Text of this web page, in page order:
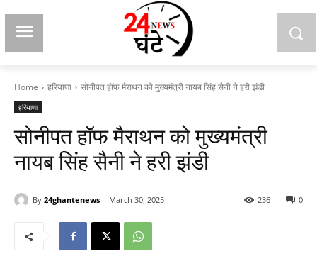
Home हरियाणा सोनीपत हॉफ मैराथन को मुख्यमंत्री नायब सिंह सैनी ने हरी झंडी
हरियाणा
सोनीपत हॉफ मैराथन को मुख्यमंत्री
नायब सिंह सैनी ने हरी झंडी
By 24ghantenews March 30, 2025 0
236